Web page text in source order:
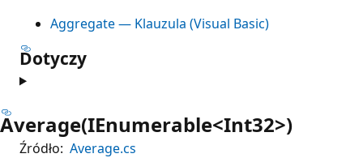
Aggregate — Klauzula (Visual Basic)
Dotyczy
Average(IEnumerable<Int32>)
Źródło: Average.cs